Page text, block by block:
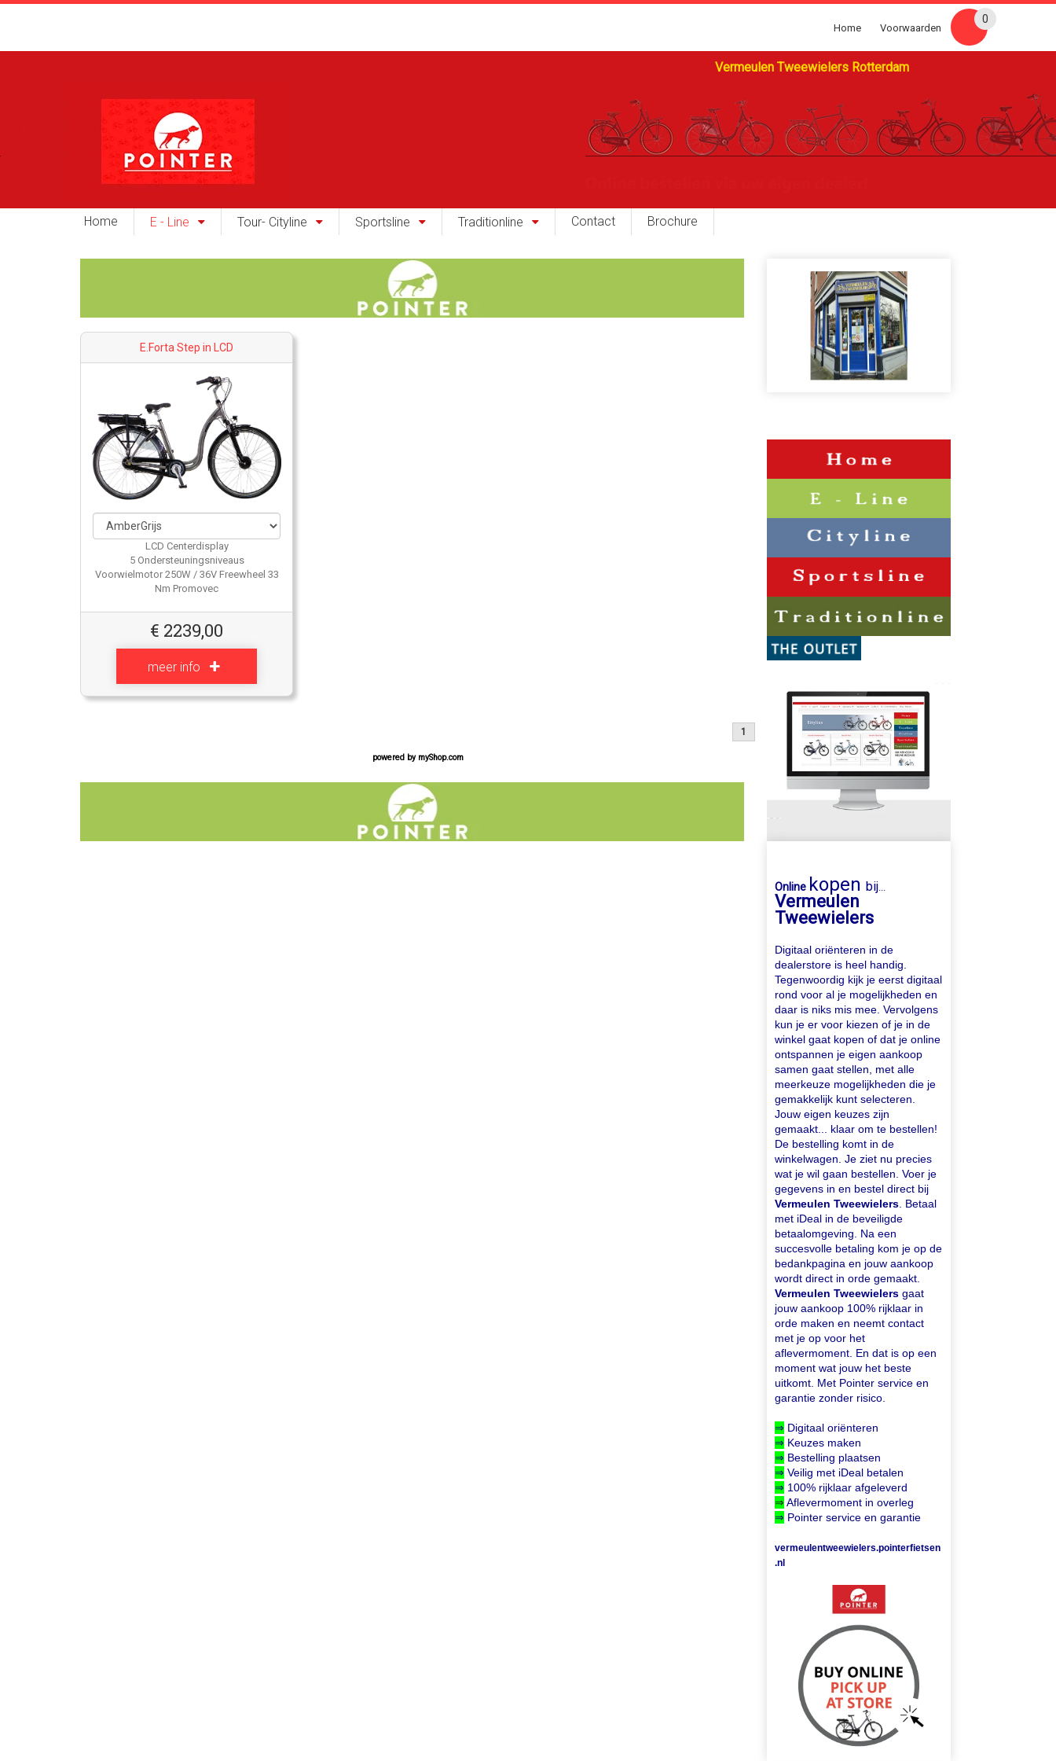
Vermeulen Tweewielers Rotterdam
Home Voorwaarden
0
Home E - Line Tour- Cityline Sportsline Traditionline Contact Brochure
E.Forta Step in LCD
LCD Centerdisplay
5 Ondersteuningsniveaus
Voorwielmotor 250W / 36V Freewheel 33
Nm Promovec
€ 2239,00
meer info
1
powered by myShop.com
Online kopenbij...
Vermeulen
Tweewielers
Digitaal oriënteren in de
dealerstore is heel handig.
Tegenwoordig kijk je eerst digitaal
rond voor al je mogelijkheden en
daar is niks mis mee. Vervolgens
kun je er voor kiezen of je in de
winkel gaat kopen of dat je online
ontspannen je eigen aankoop
samen gaat stellen, met alle
meerkeuze mogelijkheden die je
gemakkelijk kunt selecteren.
Jouw eigen keuzes zijn
gemaakt... klaar om te bestellen!
De bestelling komt in de
winkelwagen. Je ziet nu precies
wat je wil gaan bestellen. Voer je
gegevens in en bestel direct bij
Vermeulen Tweewielers . Betaal
met iDeal in de beveiligde
betaalomgeving. Na een
succesvolle betaling kom je op de
bedankpagina en jouw aankoop
wordt direct in orde gemaakt.
Vermeulen Tweewielers gaat
jouw aankoop 100% rijklaar in
orde maken en neemt contact
met je op voor het
aflevermoment. En dat is op een
moment wat jouw het beste
uitkomt. Met Pointer service en
garantie zonder risico.
⇒ Digitaal oriënteren
⇒ Keuzes maken
⇒ Bestelling plaatsen
⇒ Veilig met iDeal betalen
⇒ 100% rijklaar afgeleverd
⇒ Aflevermoment in overleg
⇒ Pointer service en garantie
vermeulentweewielers.pointerfietsen
.nl